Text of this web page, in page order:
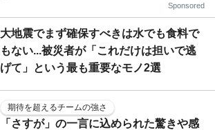
Sponsored
大地震でまず確保すべきは水でも食料で
もない...被災者が「これだけは担いで逃
げて」という最も重要なモノ2選
期待を超えるチームの強さ
「さすが」の一言に込められた驚きや感